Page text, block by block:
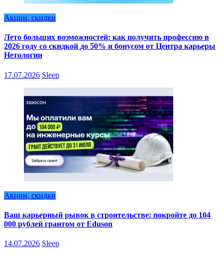
Акции, скидки
Лето больших возможностей: как получить профессию в
2026 году со скидкой до 50% и бонусом от Центра карьеры
Нетологии
17.07.2026 Sleep
Акции, скидки
Ваш карьерный рывок в строительстве: покройте до 104
000 рублей грантом от Eduson
14.07.2026 Sleep